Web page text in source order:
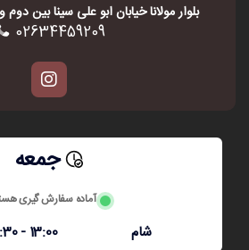
بلوار مولانا خیابان ابو علی سینا بین
02634459209
جمعه
آماده سفارش گیری
شام 13:00 - 23:30